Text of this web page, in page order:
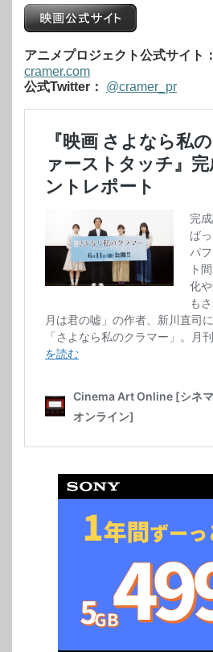
アニメプロジェクト公式サイト：
cramer.com
公式Twitter：
@cramer_pr